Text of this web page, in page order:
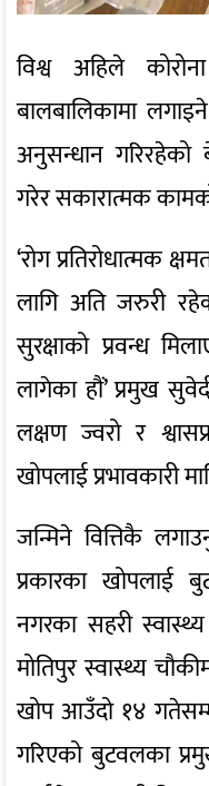
विश्व अहिले
बालबालिकामा
अनुसन्धान
गरेर सकारात्मक
‘रोग प्रतिरोधात्मक
लागि अति जरुरी
सुरक्षाको प्रवन्ध
लागेका हौं’ प्रमुख
लक्षण ज्वरो र
खोपलाई प्रभावकारी
जन्मिने वित्तिकै
प्रकारका खोपलाई
नगरका सहरी
मोतिपुर स्वास्थ्य
खोप आउँदो १४
गरिएको बुटवलका